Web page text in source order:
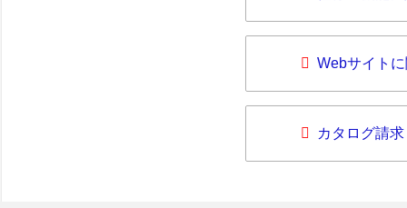
Webサイト
カタログ請求